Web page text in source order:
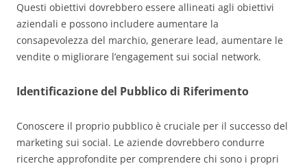
Questi obiettivi dovrebbero essere allineati agli obiettivi
aziendali e possono includere aumentare la
consapevolezza del marchio, generare lead, aumentare le
vendite o migliorare l’engagement sui social network.
Identificazione del Pubblico di Riferimento
Conoscere il proprio pubblico è cruciale per il successo del
marketing sui social. Le aziende dovrebbero condurre
ricerche approfondite per comprendere chi sono i propri